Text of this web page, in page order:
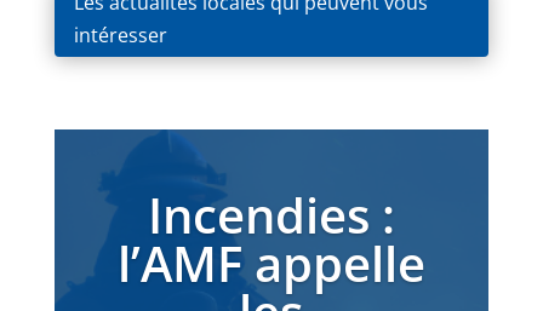
intéresser
Incendies :
l’AMF appelle